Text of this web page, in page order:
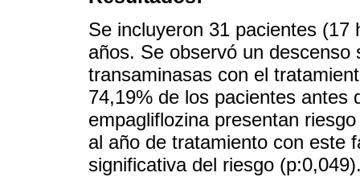
Se incluyeron 31 pacientes
años. Se observó un
transaminasas con el
74,19% de los pacientes antes
empagliflozina presentan
al año de tratamiento con este
significativa del riesgo